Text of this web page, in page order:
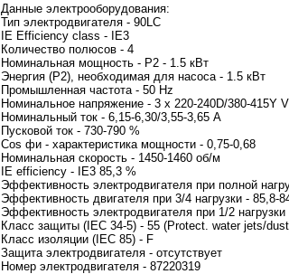
Данные электрооборудования:
Тип электродвигателя - 90LC
IE Efficiency class - IE3
Количество полюсов - 4
Номинальная мощность - P2 - 1.5 кВт
Энергия (Р2), необходимая для насоса - 1.5 кВт
Промышленная частота - 50 Hz
Номинальное напряжение - 3 x 220-240D/380-415Y V
Номинальный ток - 6,15-6,30/3,55-3,65 A
Пусковой ток - 730-790 %
Cos фи - характеристика мощности - 0,75-0,68
Номинальная скорость - 1450-1460 об/м
IE efficiency - IE3 85,3 %
Эффективность электродвигателя при полной
Эффективность двигателя при 3/4 нагрузки - 85,8-
Эффективность электродвигателя при 1/2
Класс защиты (IEC 34-5) - 55 (Protect. water jets/
Класс изоляции (IEC 85) - F
Защита электродвигателя - отсутствует
Номер электродвигателя - 87220319